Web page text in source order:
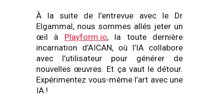
À la suite de l’entrevue avec le Dr
Elgammal, nous sommes allés jeter un
œil à Playform.io, la toute dernière
incarnation d’AICAN, où l’IA collabore
avec l’utilisateur pour générer de
nouvelles œuvres. Et ça vaut le détour.
Expérimentez vous-même l’art avec une
IA !